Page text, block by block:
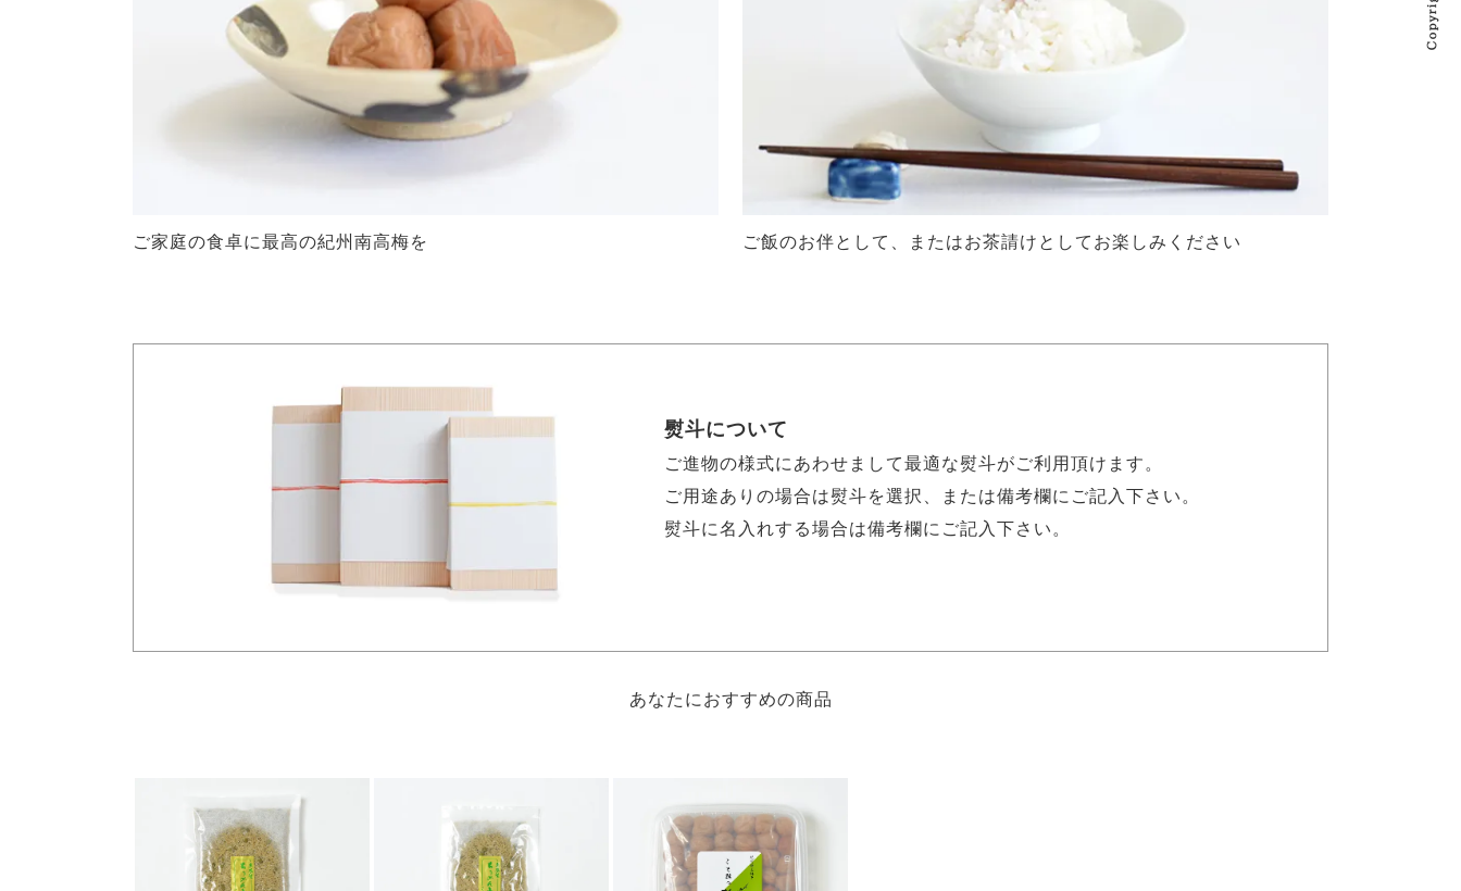
ご家庭の食卓に最高の紀州南高梅を ご飯のお伴として、またはお茶請けとしてお楽しみください
熨斗について
ご進物の様式にあわせまして最適な熨斗がご利用頂けます。
ご用途ありの場合は熨斗を選択、または備考欄にご記入下さい。
熨斗に名入れする場合は備考欄にご記入下さい。
あなたにおすすめの商品